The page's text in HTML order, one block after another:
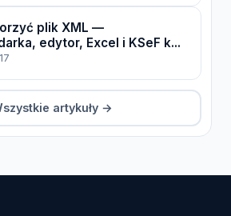
plik XML —
edytor, Excel i KSeF k...
artykuły →